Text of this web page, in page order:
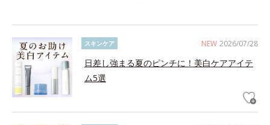
NEW 2026/07/28
スキンケア
日差し強まる夏のピンチに！美白ケアアイテ
ム5選